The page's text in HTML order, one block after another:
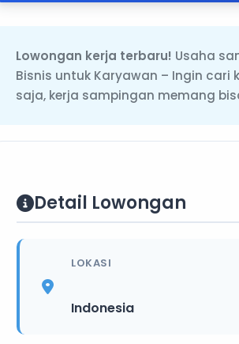
Lowongan kerja terbaru! Usaha
Bisnis untuk Karyawan – Ingin
saja, kerja sampingan memang
Detail Lowongan
LOKASI
Indonesia